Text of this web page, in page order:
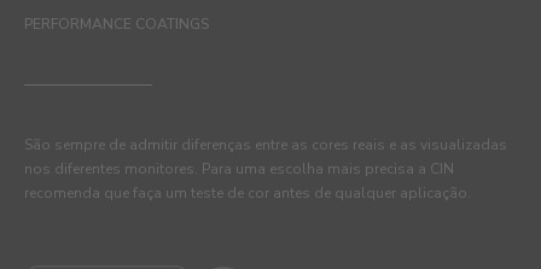
PERFORMANCE COATINGS
São sempre de admitir diferenças entre as cores reais e as visualizadas
nos diferentes monitores. Para uma escolha mais precisa a CIN
recomenda que faça um teste de cor antes de qualquer aplicação.